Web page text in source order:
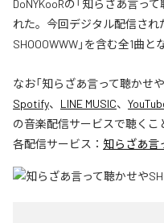
DoNYKooRの「知らざあ言っ
れた。今回デジタル配信され
SHOOOWWW」を含む全1曲と
なお「知らざあ言って聴かせや
Spotify、 LINE MUSIC、
の音楽配信サービスで聴くこ
各配信サービス： 知らざあ言